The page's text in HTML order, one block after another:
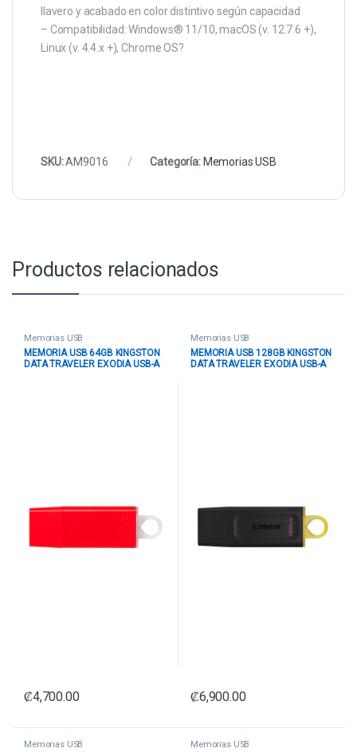
llavero y acabado en color distintivo según capacidad
– Compatibilidad: Windows® 11/10, macOS (v. 12.7.6 +),
Linux (v. 4.4.x +), Chrome OS?
SKU:AM9016 Categoría: Memorias USB
Productos relacionados
Memorias USB
MEMORIA USB 64GB KINGSTON
DATA TRAVELER EXODIA USB-A
₡4,700.00
Memorias USB
MEMORIA USB 128GB KINGSTON
DATA TRAVELER EXODIA USB-A
₡6,900.00
Memorias USB Memorias USB